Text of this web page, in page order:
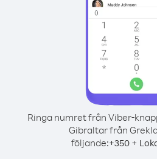
Ringa numret från Viber-
Gibraltar från
följande:+350+